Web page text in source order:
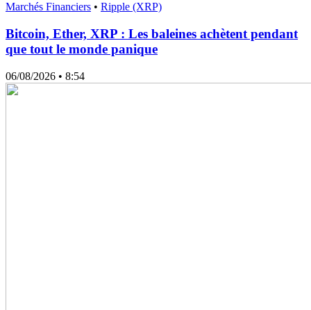
Marchés Financiers • Ripple (XRP)
Bitcoin, Ether, XRP : Les baleines achètent pendant
que tout le monde panique
06/08/2026 • 8:54